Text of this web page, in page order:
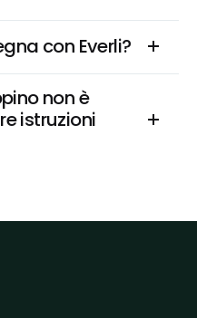
con Everli?
non è
istruzioni